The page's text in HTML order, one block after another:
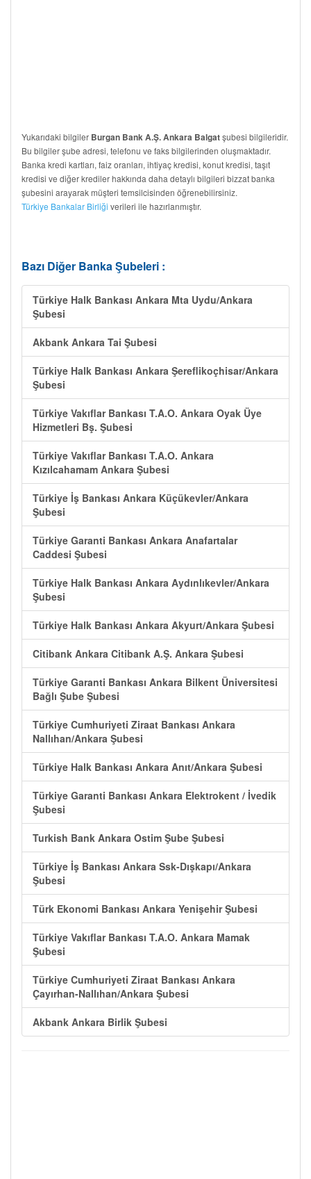
Yukarıdaki bilgiler Burgan Bank A.Ş. Ankara Balgatşubesi bilgileridir.
Bu bilgiler şube adresi, telefonu ve faks bilgilerinden oluşmaktadır.
Banka kredi kartları, faiz oranları, ihtiyaç kredisi, konut kredisi, taşıt
kredisi ve diğer krediler hakkında daha detaylı bilgileri bizzat banka
şubesini arayarak müşteri temsilcisinden öğrenebilirsiniz.
Türkiye Bankalar Birliği verileri ile hazırlanmıştır.
Bazı Diğer Banka Şubeleri :
Türkiye Halk Bankası Ankara Mta Uydu/Ankara
Şubesi
Akbank Ankara Tai Şubesi
Türkiye Halk Bankası Ankara Şereflikoçhisar/Ankara
Şubesi
Türkiye Vakıflar Bankası T.A.O. Ankara Oyak Üye
Hizmetleri Bş. Şubesi
Türkiye Vakıflar Bankası T.A.O. Ankara
Kızılcahamam Ankara Şubesi
Türkiye İş Bankası Ankara Küçükevler/Ankara
Şubesi
Türkiye Garanti Bankası Ankara Anafartalar
Caddesi Şubesi
Türkiye Halk Bankası Ankara Aydınlıkevler/Ankara
Şubesi
Türkiye Halk Bankası Ankara Akyurt/Ankara Şubesi
Citibank Ankara Citibank A.Ş. Ankara Şubesi
Türkiye Garanti Bankası Ankara Bilkent Üniversitesi
Bağlı Şube Şubesi
Türkiye Cumhuriyeti Ziraat Bankası Ankara
Nallıhan/Ankara Şubesi
Türkiye Halk Bankası Ankara Anıt/Ankara Şubesi
Türkiye Garanti Bankası Ankara Elektrokent / İvedik
Şubesi
Turkish Bank Ankara Ostim Şube Şubesi
Türkiye İş Bankası Ankara Ssk-Dışkapı/Ankara
Şubesi
Türk Ekonomi Bankası Ankara Yenişehir Şubesi
Türkiye Vakıflar Bankası T.A.O. Ankara Mamak
Şubesi
Türkiye Cumhuriyeti Ziraat Bankası Ankara
Çayırhan-Nallıhan/Ankara Şubesi
Akbank Ankara Birlik Şubesi